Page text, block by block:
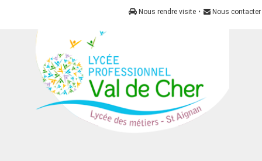
Nous contacter
•
Nous rendre visite